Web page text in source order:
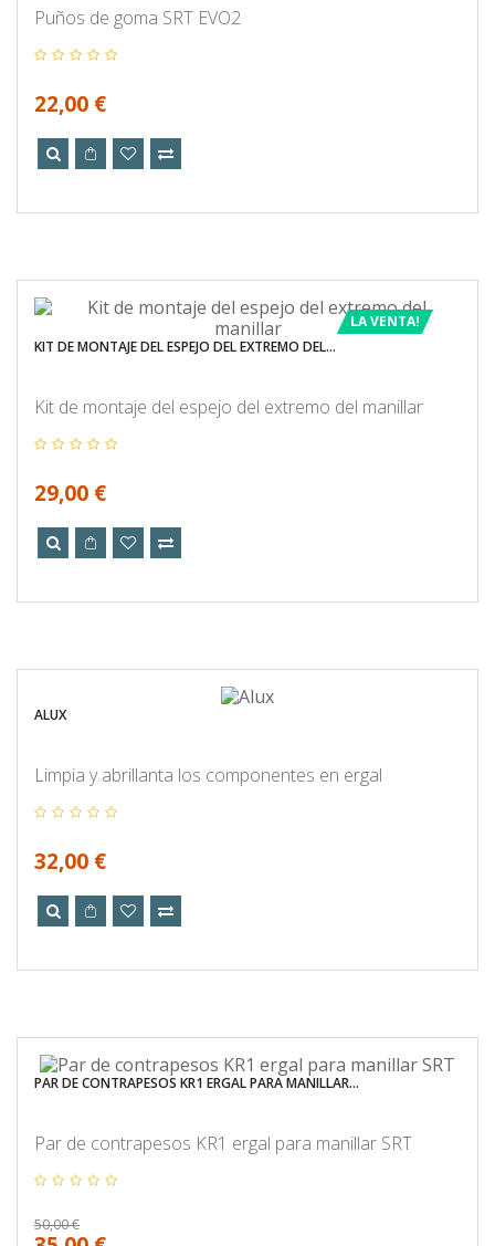
Puños de goma SRT EVO2
22,00 €
LA VENTA!
KIT DE MONTAJE DEL ESPEJO DEL EXTREMO DEL...
Kit de montaje del espejo del extremo del manillar
29,00 €
ALUX
Limpia y abrillanta los componentes en ergal
32,00 €
PAR DE CONTRAPESOS KR1 ERGAL PARA MANILLAR...
Par de contrapesos KR1 ergal para manillar SRT
50,00 €